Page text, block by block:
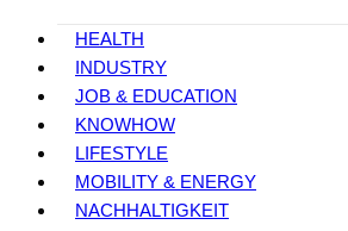
HEALTH
INDUSTRY
JOB & EDUCATION
KNOWHOW
LIFESTYLE
MOBILITY & ENERGY
NACHHALTIGKEIT